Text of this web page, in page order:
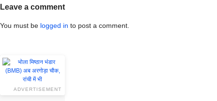
Leave a comment
You must be logged in to post a comment.
ADVERTISEMENT